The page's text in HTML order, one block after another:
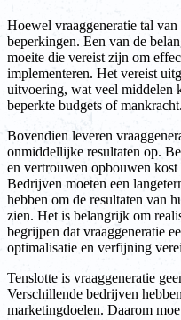
Hoewel vraaggeneratie tal
beperkingen. Een van de
moeite die vereist zijn om
implementeren. Het vereist
uitvoering, wat veel middelen
beperkte budgets of mankracht.
Bovendien leveren
onmiddellijke resultaten op.
en vertrouwen opbouwen
Bedrijven moeten een
hebben om de resultaten van
zien. Het is belangrijk om
begrijpen dat vraaggeneratie
optimalisatie en verfijning
Tenslotte is vraaggeneratie
Verschillende bedrijven
marketingdoelen. Daarom